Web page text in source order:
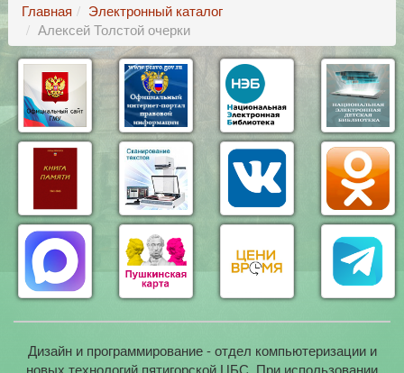
Главная
Электронный каталог
Алексей Толстой очерки
Дизайн и программирование - отдел компьютеризации и